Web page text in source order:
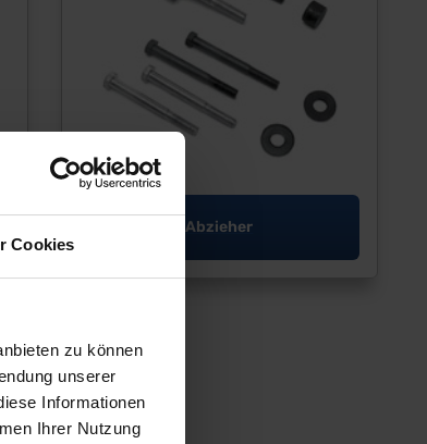
Cookies
zu können
unserer
Informationen
Ihrer Nutzung
Abzieher